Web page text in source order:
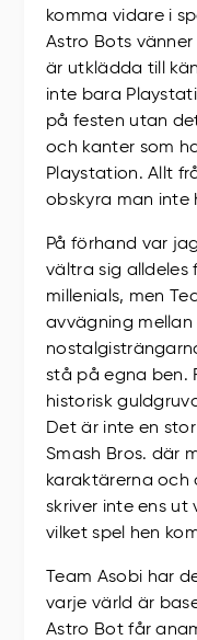
komma vidare i
Astro Bots
är utklädda till
inte bara
på festen utan
och kanter som
Playstation. Allt
obskyra man inte
På förhand var
vältra sig alldeles
millenials, men
avvägning
stå på egna ben.
historisk
Det är inte en
Smash Bros. där
karaktärerna och
skriver inte ens ut
vilket spel hen
Team Asobi har
varje värld är
Astro Bot får